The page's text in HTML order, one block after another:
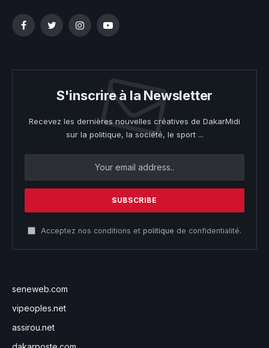
FacebookTwitterInstagramYouTube
S'inscrire à la Newsletter
Recevez les dernières nouvelles créatives de DakarMidi
sur la politique, la société, le sport ...
Acceptez nos conditions et politique de confidentialité.
seneweb.com
vipeoples.net
assirou.net